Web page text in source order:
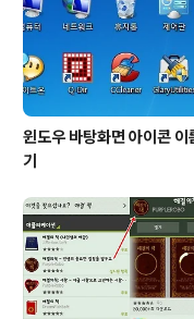
윈도우 바탕화면 아이콘 이
기